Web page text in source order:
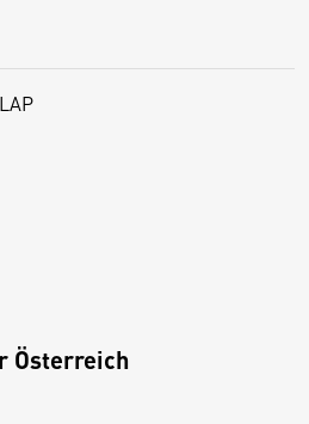
Österreich